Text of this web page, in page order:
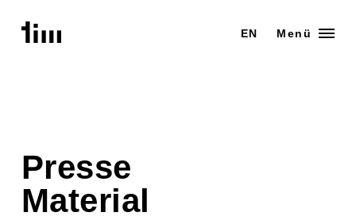
Inhalt
springen
EN Menü
Presse
Material